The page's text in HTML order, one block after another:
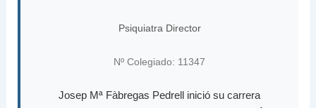
Psiquiatra Director
Nº Colegiado: 11347
Josep Mª Fàbregas Pedrell inició su carrera